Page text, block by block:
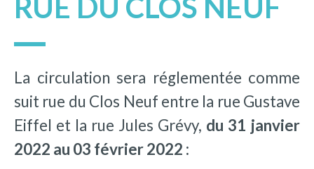
RUE DU CLOS NEUF
La circulation sera réglementée comme
suit rue du Clos Neuf entre la rue Gustave
Eiffel et la rue Jules Grévy, du 31 janvier
2022 au 03 février 2022 :